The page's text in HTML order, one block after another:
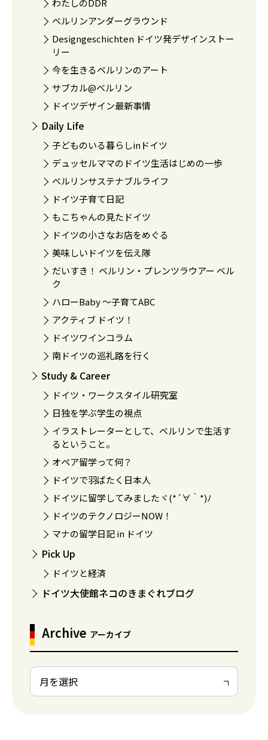
ベルリンアンダーグラウンド
Designgeschichten ドイツ発デザインストー
リー
今を生きるベルリンのアート
サブカル@ベルリン
ドイツデザイン最新事情
Daily Life
子どものいる暮らしinドイツ
デュッセルママのドイツ生活はじめの一歩
ベルリンサステナブルライフ
ドイツ子育て日記
もこちゃんの見たドイツ
ドイツの小さなお店をめぐる
美味しいドイツを伝え隊
だいすき！ ベルリン・プレンツラウアー ベル
ク
ハローBaby 〜子育てABC
アクティブ ドイツ！
ドイツワインコラム
南ドイツの巡礼路を行く
Study & Career
ドイツ・ワークスタイル研究室
日独を学ぶ学生の視点
イラストレーターとして、ベルリンで生活す
るということ。
オペア留学って何？
ドイツで羽ばたく日本人
ドイツに留学してみましたヾ(*´∀｀*)ﾉ
ドイツのテクノロジーNOW！
マナの留学日記 in ドイツ
Pick Up
ドイツと経済
ドイツ大使館ネコのきまぐれブログ
Archive アーカイブ